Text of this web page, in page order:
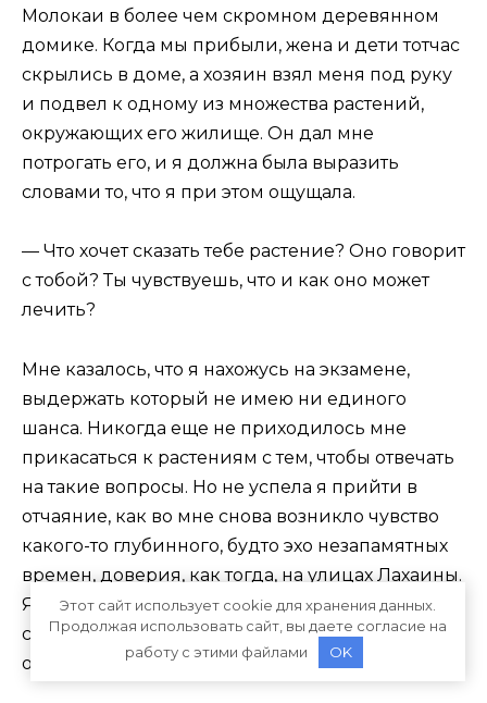
Молокаи в более чем скромном деревянном
домике. Когда мы прибыли, жена и дети тотчас
скрылись в доме, а хозяин взял меня под руку
и подвел к одному из множества растений,
окружающих его жилище. Он дал мне
потрогать его, и я должна была выразить
словами то, что я при этом ощущала.
— Что хочет сказать тебе растение? Оно говорит
с тобой? Ты чувствуешь, что и как оно может
лечить?
Мне казалось, что я нахожусь на экзамене,
выдержать который не имею ни единого
шанса. Никогда еще не приходилось мне
прикасаться к растениям с тем, чтобы отвечать
на такие вопросы. Но не успела я прийти в
отчаяние, как во мне снова возникло чувство
какого-то глубинного, будто эхо незапамятных
времен, доверия, как тогда, на улицах Лахаины.
Я перешла в другое измерение, которое и
сегодня не вполне понимаю и едва ли могу
описать.
Этот сайт использует cookie для хранения данных.
Продолжая использовать сайт, вы даете согласие на
работу с этими файлами
OK